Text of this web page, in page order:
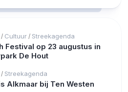
/ Cultuur / Streekagenda
Festival op 23 augustus in
De Hout
/ Streekagenda
Alkmaar bij Ten Westen